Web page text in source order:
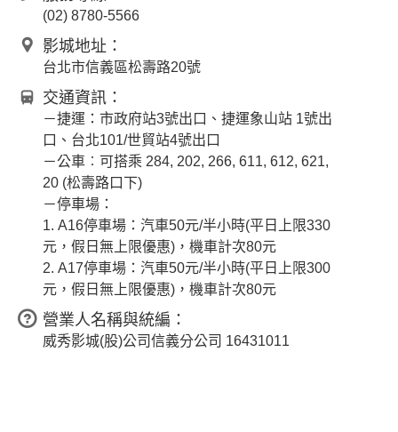
(02) 8780-5566
影城地址：
台北市信義區松壽路20號
交通資訊：
－捷運：市政府站3號出口、捷運象山站 1號出
口、台北101/世貿站4號出口
－公車︰可搭乘 284, 202, 266, 611, 612, 621,
20 (松壽路口下)
－停車場：
1. A16停車場：汽車50元/半小時(平日上限330
元，假日無上限優惠)，機車計次80元
2. A17停車場：汽車50元/半小時(平日上限300
元，假日無上限優惠)，機車計次80元
營業人名稱與統編：
威秀影城(股)公司信義分公司 16431011